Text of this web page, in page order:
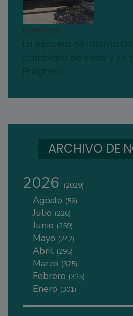
03/08/2026
ARCHIVO DE
2026 (2029)
Agosto (56)
Julio (226)
Junio (259)
Mayo (242)
Abril (295)
Marzo (325)
Febrero (325)
Enero (301)